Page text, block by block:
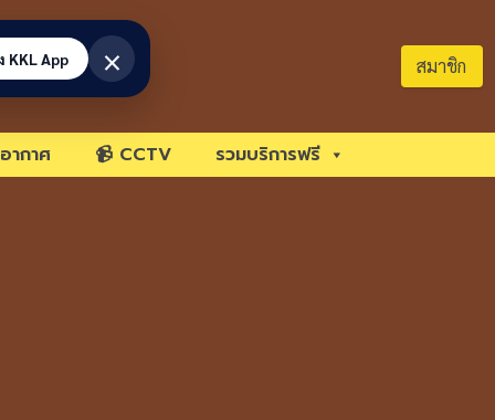
สมาชิก
ากาศ 📹 CCTV รวมบริการฟรี
KKL App ×